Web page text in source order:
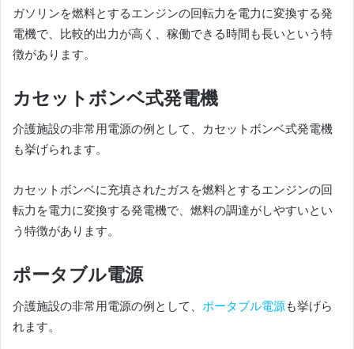
ガソリンを燃料とするエンジンの回転力を電力に変換する発
電機で、比較的出力が高く、稼働できる時間も長いという特
徴があります。
カセットボンベ式発電機
介護施設の非常用電源の例として、カセットボンベ式発電機
も挙げられます。
カセットボンベに充填されたガスを燃料とするエンジンの回
転力を電力に変換する発電機で、燃料の調達がしやすいとい
う特徴があります。
ポータブル電源
介護施設の非常用電源の例として、 ポータブル電源も挙げら
れます。